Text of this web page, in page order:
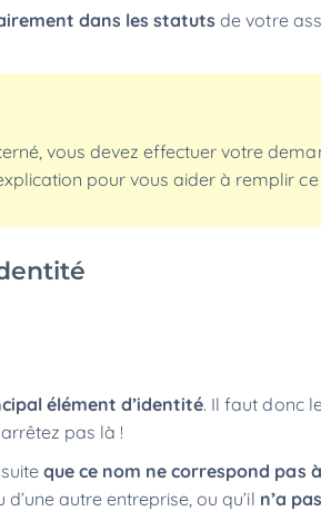
dans les statuts de votre
vous devez effectuer votre
pour vous aider à remplir
élément d’identité. Il faut donc
pas là !
que ce nom ne correspond pas
d’une autre entreprise, ou qu’il n’a